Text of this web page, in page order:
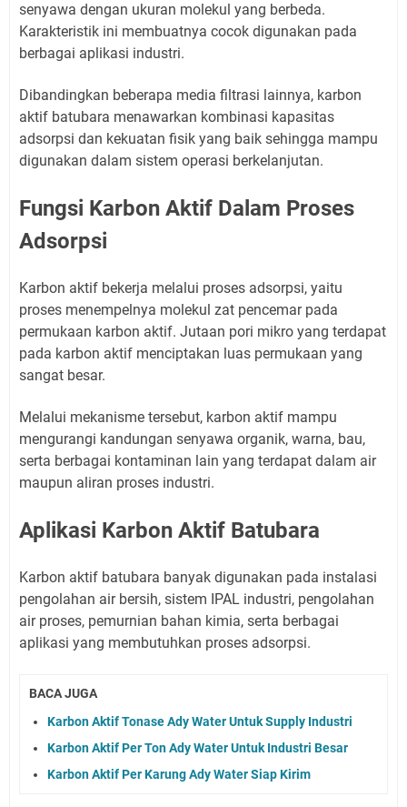
senyawa dengan ukuran molekul yang berbeda.
Karakteristik ini membuatnya cocok digunakan pada
berbagai aplikasi industri.
Dibandingkan beberapa media filtrasi lainnya, karbon
aktif batubara menawarkan kombinasi kapasitas
adsorpsi dan kekuatan fisik yang baik sehingga mampu
digunakan dalam sistem operasi berkelanjutan.
Fungsi Karbon Aktif Dalam Proses
Adsorpsi
Karbon aktif bekerja melalui proses adsorpsi, yaitu
proses menempelnya molekul zat pencemar pada
permukaan karbon aktif. Jutaan pori mikro yang terdapat
pada karbon aktif menciptakan luas permukaan yang
sangat besar.
Melalui mekanisme tersebut, karbon aktif mampu
mengurangi kandungan senyawa organik, warna, bau,
serta berbagai kontaminan lain yang terdapat dalam air
maupun aliran proses industri.
Aplikasi Karbon Aktif Batubara
Karbon aktif batubara banyak digunakan pada instalasi
pengolahan air bersih, sistem IPAL industri, pengolahan
air proses, pemurnian bahan kimia, serta berbagai
aplikasi yang membutuhkan proses adsorpsi.
BACA JUGA
Karbon Aktif Tonase Ady Water Untuk Supply Industri
Karbon Aktif Per Ton Ady Water Untuk Industri Besar
Karbon Aktif Per Karung Ady Water Siap Kirim